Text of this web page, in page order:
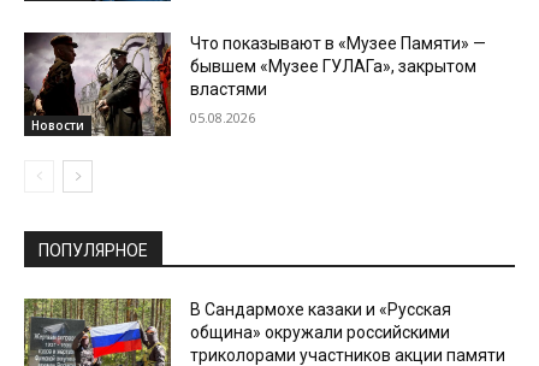
Новости
Что показывают в «Музее Памяти» —
бывшем «Музее ГУЛАГа», закрытом
властями
05.08.2026
ПОПУЛЯРНОЕ
В Сандармохе казаки и «Русская
община» окружали российскими
триколорами участников акции памяти